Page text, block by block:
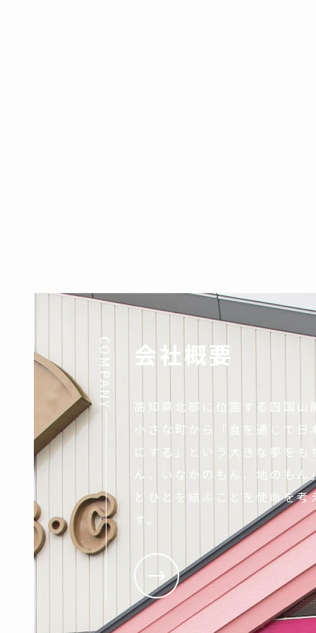
COMPANY 会社概要
高知県北部に位置する四国山
小さな町から「食を通じて
にする」という大きな夢をも
ん、いなかのもん、地のも
とひとを結ぶことを使命を考
す。